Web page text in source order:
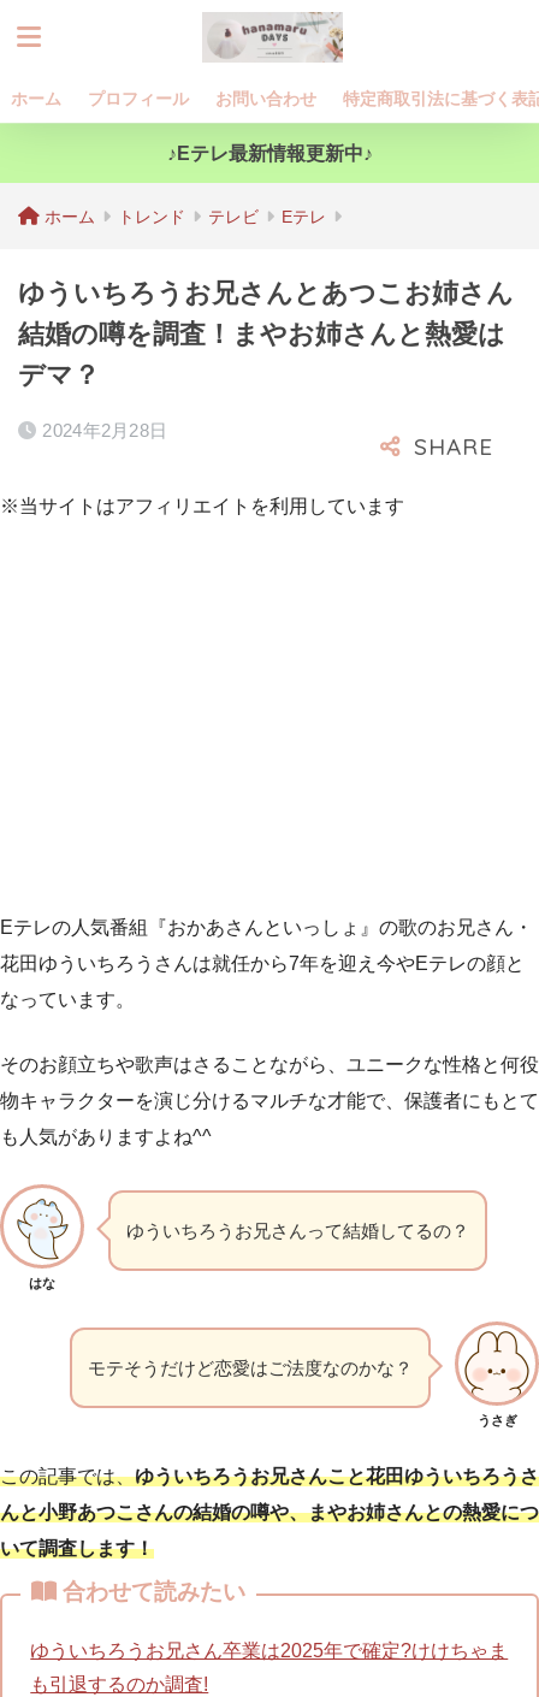
ホーム プロフィール お問い合わせ 特定商取引法に基づく表
♪Eテレ最新情報更新中♪
ホーム トレンド テレビ Eテレ
ゆういちろうお兄さんとあつこお姉さん
結婚の噂を調査！まやお姉さんと熱愛は
デマ？
2024年2月28日
※当サイトはアフィリエイトを利用しています
Eテレの人気番組『おかあさんといっしょ』の歌のお兄さん・
花田ゆういちろうさんは就任から7年を迎え今やEテレの顔と
なっています。
そのお顔立ちや歌声はさることながら、ユニークな性格と何役
物キャラクターを演じ分けるマルチな才能で、保護者にもとて
も人気がありますよね^^
はな
ゆういちろうお兄さんって結婚してるの？
うさぎ
モテそうだけど恋愛はご法度なのかな？
この記事では、ゆういちろうお兄さんこと花田ゆういちろうさ
んと小野あつこさんの結婚の噂や、まやお姉さんとの熱愛につ
いて調査します！
合わせて読みたい
ゆういちろうお兄さん卒業は2025年で確定?けけちゃま
も引退するのか調査!